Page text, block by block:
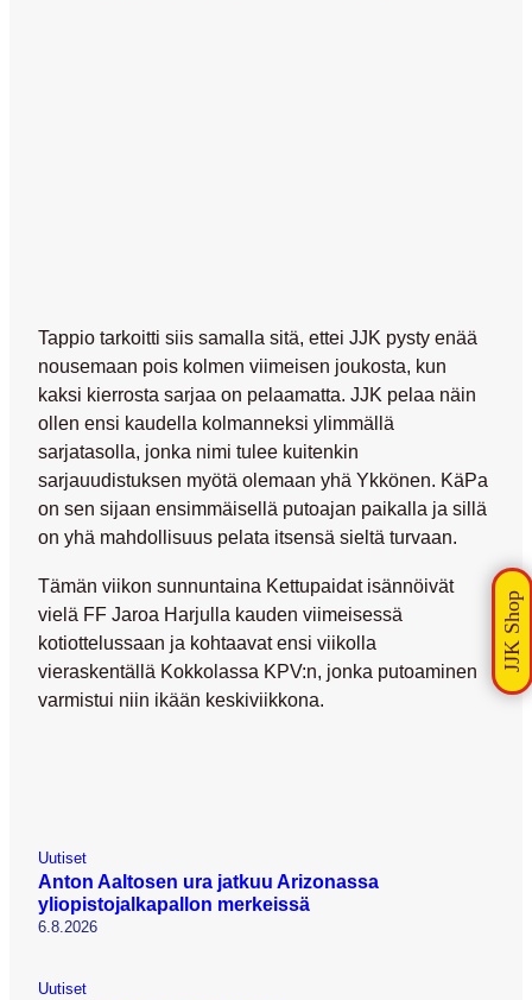
Tappio tarkoitti siis samalla sitä, ettei JJK pysty enää
nousemaan pois kolmen viimeisen joukosta, kun
kaksi kierrosta sarjaa on pelaamatta. JJK pelaa näin
ollen ensi kaudella kolmanneksi ylimmällä
sarjatasolla, jonka nimi tulee kuitenkin
sarjauudistuksen myötä olemaan yhä Ykkönen. KäPa
on sen sijaan ensimmäisellä putoajan paikalla ja sillä
on yhä mahdollisuus pelata itsensä sieltä turvaan.
Tämän viikon sunnuntaina Kettupaidat isännöivät
vielä FF Jaroa Harjulla kauden viimeisessä
kotiottelussaan ja kohtaavat ensi viikolla
vieraskentällä Kokkolassa KPV:n, jonka putoaminen
varmistui niin ikään keskiviikkona.
Uutiset
Anton Aaltosen ura jatkuu Arizonassa
yliopistojalkapallon merkeissä
6.8.2026
Uutiset